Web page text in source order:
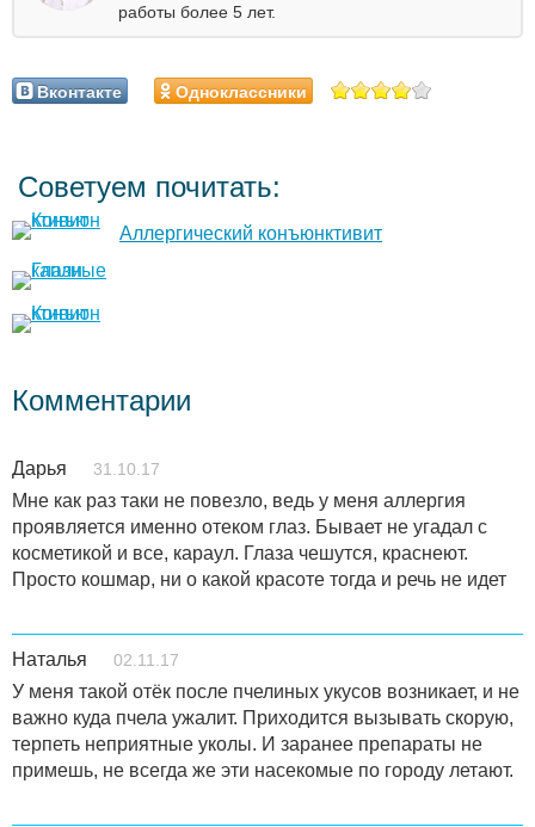
работы более 5 лет.
Вконтакте Одноклассники
Советуем почитать:
Аллергический конъюнктивит
Комментарии
Дарья 31.10.17
Мне как раз таки не повезло, ведь у меня аллергия
проявляется именно отеком глаз. Бывает не угадал с
косметикой и все, караул. Глаза чешутся, краснеют.
Просто кошмар, ни о какой красоте тогда и речь не идет
Наталья 02.11.17
У меня такой отёк после пчелиных укусов возникает, и не
важно куда пчела ужалит. Приходится вызывать скорую,
терпеть неприятные уколы. И заранее препараты не
примешь, не всегда же эти насекомые по городу летают.